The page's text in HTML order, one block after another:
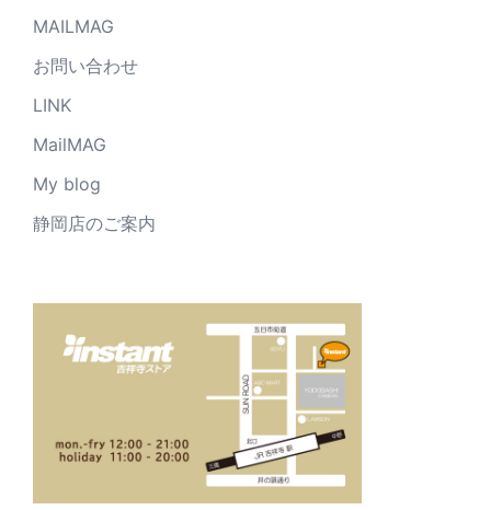
MAILMAG
お問い合わせ
LINK
MailMAG
My blog
静岡店のご案内